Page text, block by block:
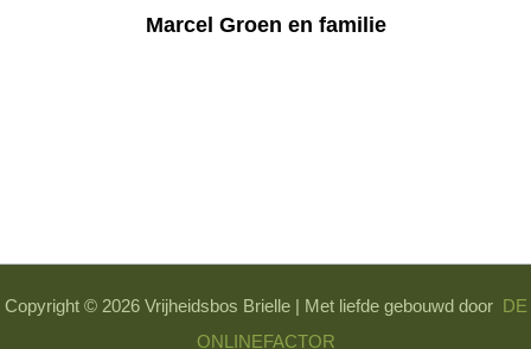
Marcel Groen en familie
Copyright © 2026 Vrijheidsbos Brielle | Met liefde gebouwd door
DE
ONLINEFACTOR